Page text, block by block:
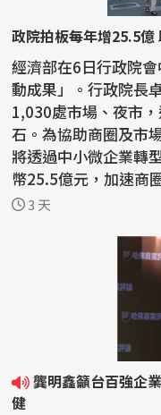
政院拍板每年增25.5
經濟部在6日行政院
動成果」。行政院長
1,030處市場、夜市
石。為協助商圈及市
將透過中小微企業轉
幣25.5億元，加速商
濟...3 天
龔明鑫籲台百強企業挺中小微企業轉型 讓國家發展更穩
健